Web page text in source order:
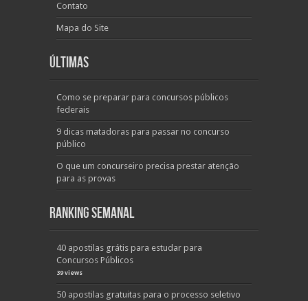
Contato
Mapa do Site
Últimas
Como se preparar para concursos públicos
federais
9 dicas matadoras para passar no concurso
público
O que um concurseiro precisa prestar atenção
para as provas
Ranking Semanal
40 apostilas grátis para estudar para
Concursos Públicos
39 views
50 apostilas gratuitas para o processo seletivo